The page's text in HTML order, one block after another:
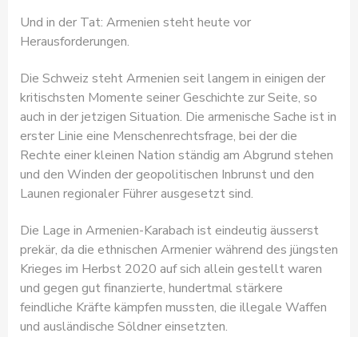
Und in der Tat: Armenien steht heute vor
Herausforderungen.
Die Schweiz steht Armenien seit langem in einigen der
kritischsten Momente seiner Geschichte zur Seite, so
auch in der jetzigen Situation. Die armenische Sache ist in
erster Linie eine Menschenrechtsfrage, bei der die
Rechte einer kleinen Nation ständig am Abgrund stehen
und den Winden der geopolitischen Inbrunst und den
Launen regionaler Führer ausgesetzt sind.
Die Lage in Armenien-Karabach ist eindeutig äusserst
prekär, da die ethnischen Armenier während des jüngsten
Krieges im Herbst 2020 auf sich allein gestellt waren
und gegen gut finanzierte, hundertmal stärkere
feindliche Kräfte kämpfen mussten, die illegale Waffen
und ausländische Söldner einsetzten.